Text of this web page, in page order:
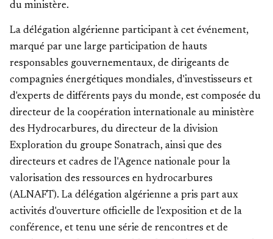
du ministère.
La délégation algérienne participant à cet événement,
marqué par une large participation de hauts
responsables gouvernementaux, de dirigeants de
compagnies énergétiques mondiales, d'investisseurs et
d'experts de différents pays du monde, est composée du
directeur de la coopération internationale au ministère
des Hydrocarbures, du directeur de la division
Exploration du groupe Sonatrach, ainsi que des
directeurs et cadres de l'Agence nationale pour la
valorisation des ressources en hydrocarbures
(ALNAFT). La délégation algérienne a pris part aux
activités d'ouverture officielle de l'exposition et de la
conférence, et tenu une série de rencontres et de